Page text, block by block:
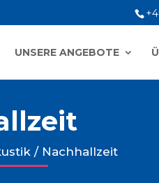
UNSERE ANGEBOTE
/ Nachhallzeit